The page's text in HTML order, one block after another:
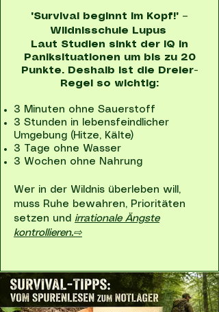
"Survival beginnt im Kopf!" –
Wildnisschule Lupus
Laut Studien sinkt der IQ in
Paniksituationen um bis zu 20
Punkte. Deshalb ist die Dreier-
Regel so wichtig:
3 Minuten ohne Sauerstoff
3 Stunden in lebensfeindlicher
Umgebung (Hitze, Kälte)
3 Tage ohne Wasser
3 Wochen ohne Nahrung
Wer in der Wildnis überleben will,
muss Ruhe bewahren, Prioritäten
setzen und irrationale Ängste
kontrollieren.⇨